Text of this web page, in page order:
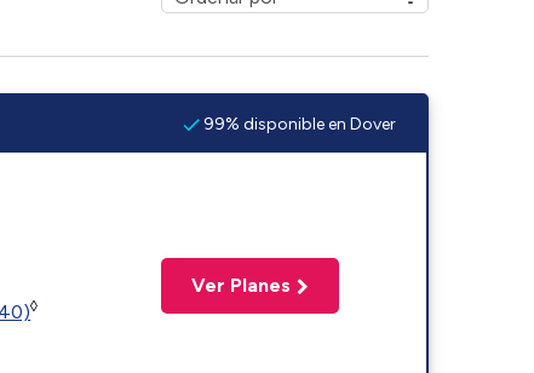
99% disponible en Dover
◊
Ver Planes